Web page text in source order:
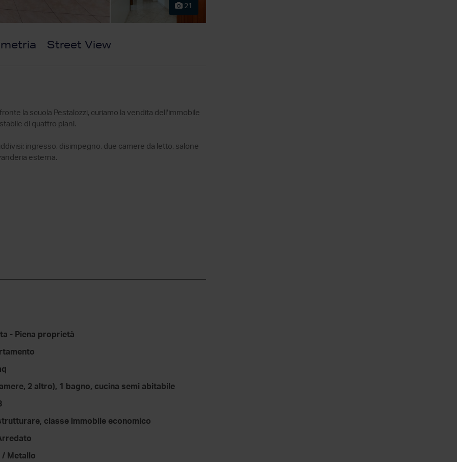
21
Street View
la scuola Pestalozzi, curiamo la vendita dell'immobile
di quattro piani.
ingresso, disimpegno, due camere da letto, salone
esterna.
- Piena proprietà
2 altro), 1 bagno, cucina semi abitabile
classe immobile economico
/ Metallo